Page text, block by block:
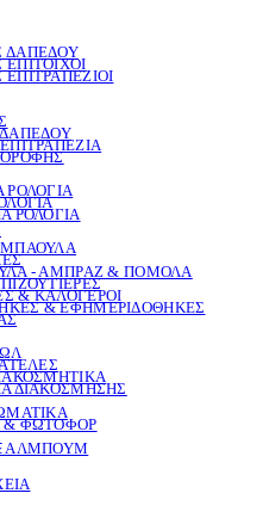
ΔΑΠΕΔΟΥ
ΟΡΟΦΗΣ
ΡΟΛΟΓΙΑ
ΡΟΛΟΓΙΑ
ΜΠΑΟΥΛΑ
- ΑΜΠΡΑΖ & ΠΟΜΟΛΑ
& ΚΑΛΟΓΕΡΟΙ
& ΕΦΗΜΕΡΙΔΟΘΗΚΕΣ
ΔΙΑΚΟΣΜΗΣΗΣ
& ΦΩΤΟΦΟΡ
ΑΛΜΠΟΥΜ